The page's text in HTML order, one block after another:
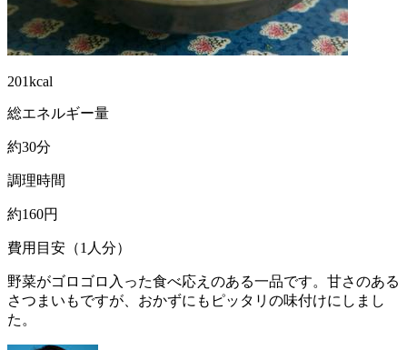
201kcal
総エネルギー量
約30分
調理時間
約160円
費用目安（1人分）
野菜がゴロゴロ入った食べ応えのある一品です。甘さのある
さつまいもですが、おかずにもピッタリの味付けにしまし
た。